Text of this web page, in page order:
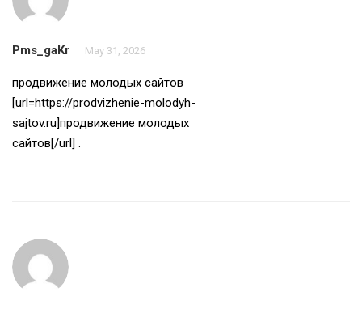
Pms_gaKr May 31, 2026
продвижение молодых сайтов
[url=https://prodvizhenie-molodyh-
sajtov.ru]продвижение молодых
сайтов[/url] .